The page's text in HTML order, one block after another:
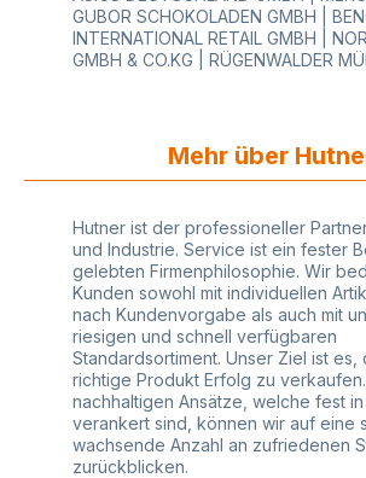
GUBOR SCHOKOLADEN GMBH |
INTERNATIONAL RETAIL GMBH |
GMBH & CO.KG | RÜGENWALDER
Mehr über
Hutner ist der professioneller
und Industrie. Service ist ein fester
gelebten Firmenphilosophie. Wir
Kunden sowohl mit individuellen
nach Kundenvorgabe als auch mit
riesigen und schnell verfügbaren
Standardsortiment. Unser Ziel ist es,
richtige Produkt Erfolg zu
nachhaltigen Ansätze, welche fest in
verankert sind, können wir auf eine
wachsende Anzahl an zufriedenen
zurückblicken.